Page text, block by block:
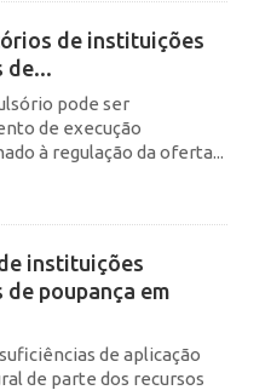
de instituições
de...
pode ser
de execução
à regulação da oferta...
instituições
poupança em
de aplicação
de parte dos recursos